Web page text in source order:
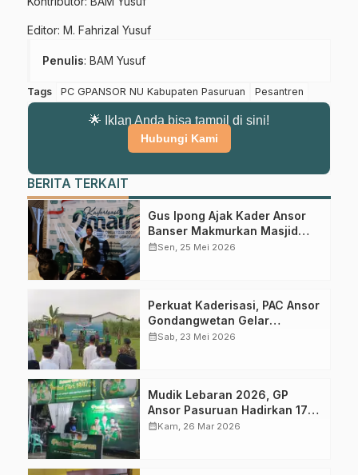
Gabung Channel WhatsApp NU
Pasuruan
Dapatkan info kegiatan, kajian, dan berita terbaru langsung dari
sumber resmi NU Pasuruan.
Join Sekarang
Editor: M. Fahrizal Yusuf
Penulis: BAM Yusuf
Tags PC GPANSOR NU Kabupaten Pasuruan Pesantren
🌟 Iklan Anda bisa tampil di sini!
Hubungi Kami
BERITA TERKAIT
Gus Ipong Ajak Kader Ansor
Banser Makmurkan Masjid
dan Perkuat Kepedulian Sosial
calendar_monthSen, 25 Mei 2026
Perkuat Kaderisasi, PAC Ansor
Gondangwetan Gelar
Kaderisasi Dua Matra
calendar_monthSab, 23 Mei 2026
Mudik Lebaran 2026, GP
Ansor Pasuruan Hadirkan 17
Posko Pelayanan Pemudik
calendar_monthKam, 26 Mar 2026